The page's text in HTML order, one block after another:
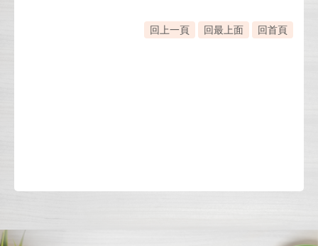
回上一頁 回最上面 回首頁